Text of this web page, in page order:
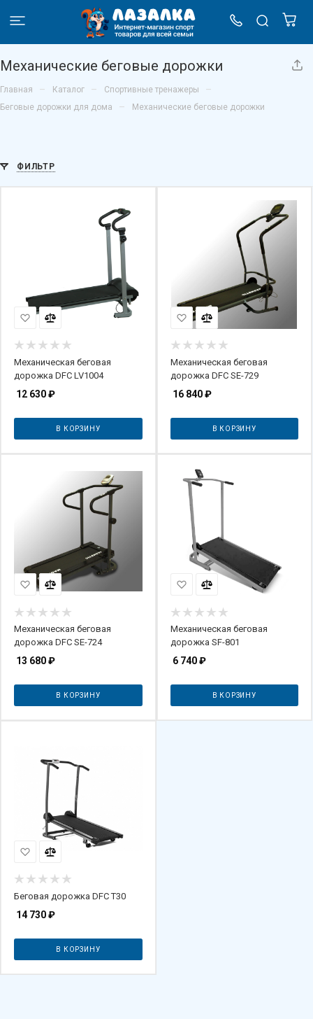
Механические беговые дорожки
Главная – Каталог – Спортивные тренажеры –
Беговые дорожки для дома – Механические беговые дорожки
ФИЛЬТР
Механическая беговая
дорожка DFC LV1004
12 630₽
В КОРЗИНУ
Механическая беговая
дорожка DFC SE-729
16 840₽
В КОРЗИНУ
Механическая беговая
дорожка DFC SE-724
13 680₽
В КОРЗИНУ
Механическая беговая
дорожка SF-801
6 740₽
В КОРЗИНУ
Беговая дорожка DFC T30
14 730₽
В КОРЗИНУ